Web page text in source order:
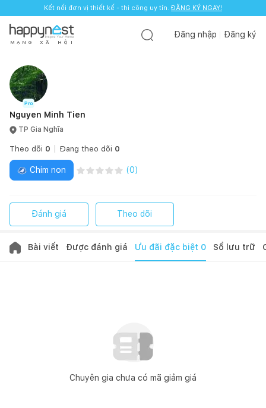
Kết nối đơn vị thiết kế - thi công uy tín. ĐĂNG KÝ NGAY!
M Ạ N G X Ã H Ộ I
Đăng nhập Đăng ký
Nguyen Minh Tien
TP Gia Nghĩa
Theo dõi 0 Đang theo dõi 0
Chim non (0)
Đánh giá Theo dõi
Bài viết Được đánh giá Ưu đãi đặc biệt 0 Sổ lưu trữ
Chuyên gia chưa có mã giảm giá